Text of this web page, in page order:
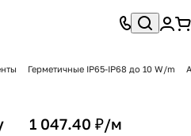
Герметичные IP65-IP68 до 10 W/m
1 047.40 ₽/м